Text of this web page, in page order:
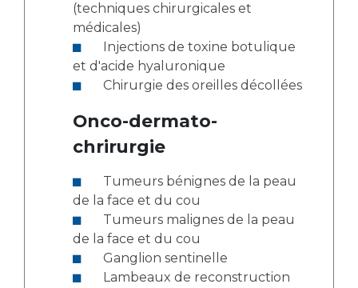
(techniques chirurgicales et
médicales)
et d'acide hyaluronique
Chirurgie des oreilles décollées
Onco-dermato-
chrirurgie
de la face et du cou
de la face et du cou
Ganglion sentinelle